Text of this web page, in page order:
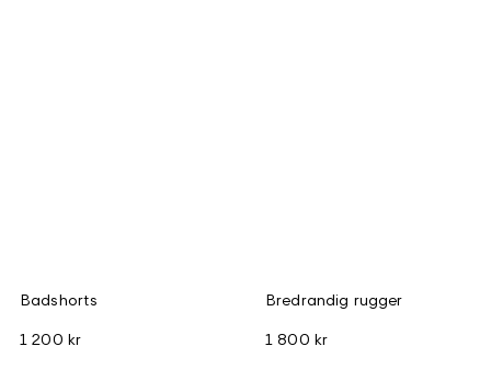
Badshorts
1 200 kr
Bredrandig rugger
1 800 kr